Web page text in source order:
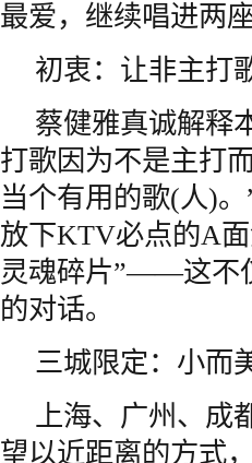
最爱，继续唱进两座
初衷：让非主打
蔡健雅真诚解释
打歌因为不是主打
当个有用的歌(人)
放下KTV必点的A
灵魂碎片”——这不
的对话。
三城限定：小而
上海、广州、成
望以近距离的方式